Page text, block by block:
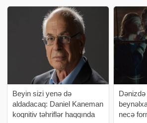
ABŞ-ın Orta Qərbində yaşayan
təqaüdçü bir babanın həyatına
bir gün
evinin
Huey nəs
Beyin sizi yenə də
aldadacaq: Daniel Kaneman
koqnitiv təhriflər haqqında
necə